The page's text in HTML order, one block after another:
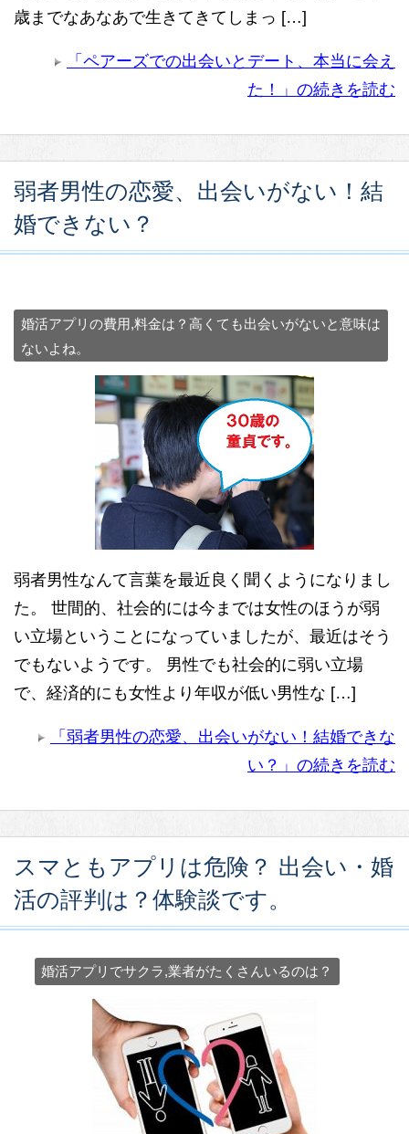
歳までなあなあで生きてきてしまっ […]
「ペアーズでの出会いとデート、本当に会え
た！」の続きを読む
弱者男性の恋愛、出会いがない！結
婚できない？
婚活アプリの費用,料金は？高くても出会いがないと意味は
ないよね。
弱者男性なんて言葉を最近良く聞くようになりまし
た。 世間的、社会的には今までは女性のほうが弱
い立場ということになっていましたが、最近はそう
でもないようです。 男性でも社会的に弱い立場
で、経済的にも女性より年収が低い男性な […]
「弱者男性の恋愛、出会いがない！結婚できな
い？」の続きを読む
スマともアプリは危険？ 出会い・婚
活の評判は？体験談です。
婚活アプリでサクラ,業者がたくさんいるのは？